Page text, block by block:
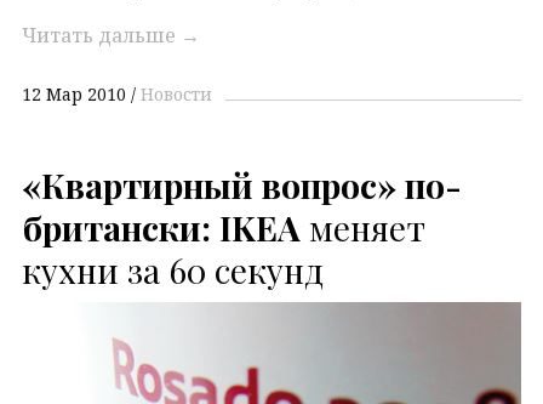
Читать дальше →
12 Мар 2010 Новости
«Квартирный вопрос» по-
британски: IKEA меняет
кухни за 60 секунд